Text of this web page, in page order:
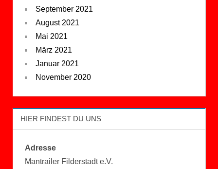
September 2021
August 2021
Mai 2021
März 2021
Januar 2021
November 2020
HIER FINDEST DU UNS
Adresse
Mantrailer Filderstadt e.V.